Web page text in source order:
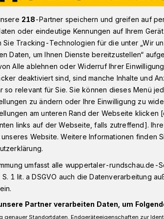
des Fußball-Regionalligisten WSV
im
um den angeschlagegen
SV? Darum geht es am Freitag
des Vereins. Die
218-Partner speichern und greifen auf
oder eindeutige Kennungen auf Ihrem
Sie Tracking-Technologien für die unter „Wir
Daten, um Ihnen Dienste bereitzustellen“
Alle ablehnen oder Widerruf Ihrer
deaktiviert sind, sind manche Inhalte und
so relevant für Sie. Sie können dieses Menü
zu ändern oder Ihre Einwilligung zu
am unteren Rand der Webseite klicken
links auf der Webseite, falls zutreffend].
Website. Weitere Informationen finden
umfasst alle wuppertaler-rundschau.de-
1 lit. a DSGVO auch die Datenverarbeitung
Partner verarbeiten Daten, um
genauer Standortdaten. Endgeräteeigenschaften zur